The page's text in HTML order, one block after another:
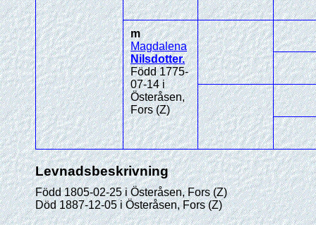
m
Magdalena
Nilsdotter.
Född 1775-
07-14 i
Österåsen,
Fors (Z)
Levnadsbeskrivning
Född 1805-02-25 i Österåsen, Fors (Z)
Död 1887-12-05 i Österåsen, Fors (Z)